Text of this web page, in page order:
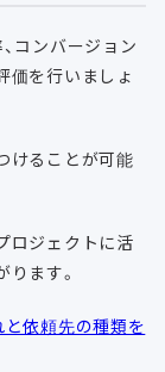
コンバージョン
価を行いましょ
けることが可能
ロジェクトに活
ます。
依頼先の種類を